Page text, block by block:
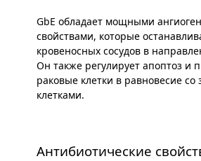
GbE обладает мощными
свойствами, которые
кровеносных сосудов в
Он также регулирует апоптоз и
раковые клетки в равновесие
клетками.
Антибиотические